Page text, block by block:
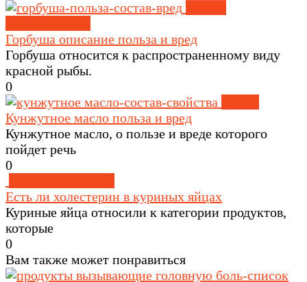
Горбуша описание польза и вред
Горбуша относится к распространенному виду
красной рыбы.
0
Кунжутное масло польза и вред
Кунжутное масло, о пользе и вреде которого
пойдет речь
0
Есть ли холестерин в куриных яйцах
Куриные яйца относили к категории продуктов,
которые
0
Вам также может понравиться